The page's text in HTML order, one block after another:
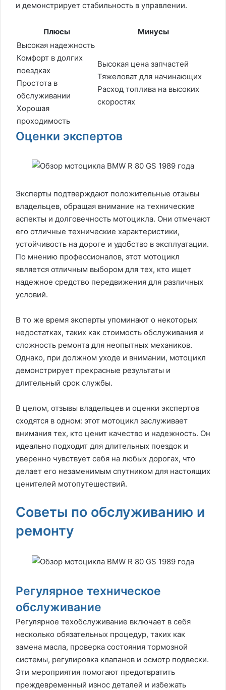
и демонстрирует стабильность в управлении.
Плюсы
Минусы
Высокая надежность
Комфорт в долгих
поездках
Простота в
обслуживании
Хорошая
проходимость
Высокая цена запчастей
Тяжеловат для начинающих
Расход топлива на высоких
скоростях
Оценки экспертов
Эксперты подтверждают положительные отзывы
владельцев, обращая внимание на технические
аспекты и долговечность мотоцикла. Они отмечают
его отличные технические характеристики,
устойчивость на дороге и удобство в эксплуатации.
По мнению профессионалов, этот мотоцикл
является отличным выбором для тех, кто ищет
надежное средство передвижения для различных
условий.
В то же время эксперты упоминают о некоторых
недостатках, таких как стоимость обслуживания и
сложность ремонта для неопытных механиков.
Однако, при должном уходе и внимании, мотоцикл
демонстрирует прекрасные результаты и
длительный срок службы.
В целом, отзывы владельцев и оценки экспертов
сходятся в одном: этот мотоцикл заслуживает
внимания тех, кто ценит качество и надежность. Он
идеально подходит для длительных поездок и
уверенно чувствует себя на любых дорогах, что
делает его незаменимым спутником для настоящих
ценителей мотопутешествий.
Советы по обслуживанию и
ремонту
Регулярное техническое
обслуживание
Регулярное техобслуживание включает в себя
несколько обязательных процедур, таких как
замена масла, проверка состояния тормозной
системы, регулировка клапанов и осмотр подвески.
Эти мероприятия помогают предотвратить
преждевременный износ деталей и избежать